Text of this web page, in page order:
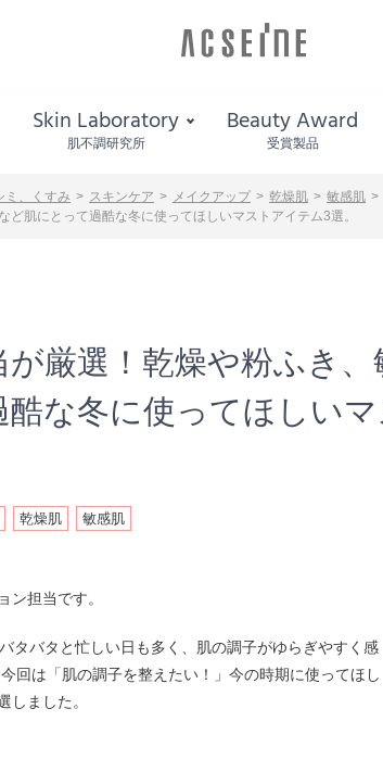
Skin Laboratory
肌不調研究所
Beauty Award
受賞製品
ミ、くすみ スキンケア メイクアップ 乾燥肌
敏感肌
肌にとって過酷な冬に使ってほしいマストアイテム3選。
厳選！乾燥や粉ふき、
な冬に使ってほしいマ
乾燥肌 敏感肌
ン担当です。
タバタと忙しい日も多く、肌の調子がゆらぎやすく感
回は「肌の調子を整えたい！」今の時期に使ってほし
しました。